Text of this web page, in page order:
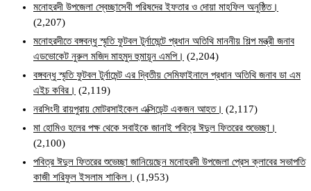
মনোহরদী উপজেলা স্বেচ্ছাসেবী পরিষদের ইফতার ও দোয়া মাহফিল অনুষ্ঠিত।
(2,207)
মনোহরদীতে বঙ্গবন্ধু স্মৃতি ফুটবল টুর্নামেন্টে প্রধান অতিথি মাননীয় শিল্প মন্ত্রী জনাব
এডভোকেট নুরুল মজিদ মাহমুদ হুমায়ূন এমপি। (2,204)
বঙ্গবন্ধু স্মৃতি ফুটবল টুর্নামেন্ট এর দ্বিতীয় সেমিফাইনালে প্রধান অতিথি জনাব ডা এম
এইচ কবির। (2,119)
নরসিংদী রায়পুরায় মোটরসাইকেল এক্সিডেন্ট একজন আহত। (2,117)
মা হোমিও হলের পক্ষ থেকে সবাইকে জানাই পবিত্র ঈদুল ফিতরের শুভেচ্ছা।
(2,100)
পবিত্র ঈদুল ফিতরের শুভেচ্ছা জানিয়েছেন মনোহরদী উপজেলা প্রেস ক্লাবের সভাপতি
কাজী শরিফুল ইসলাম শাকিল। (1,953)